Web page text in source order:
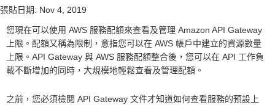
張貼日期: Nov 4, 2019
您現在可以使用 AWS 服務配額來查看及管理 Amazon API Gateway
上限。配額又稱為限制，意指您可以在 AWS 帳戶中建立的資源數量
上限。API Gateway 與 AWS 服務配額整合後，您可以在 API 工作負
載不斷增加的同時，大規模地輕鬆查看及管理配額。
之前，您必須檢閱 API Gateway 文件才知道如何查看服務的預設上